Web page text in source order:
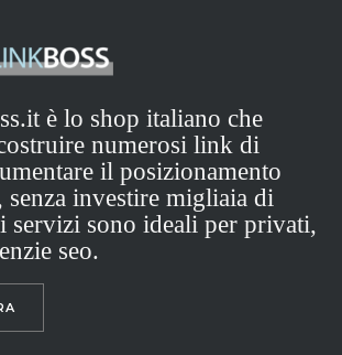
è lo shop italiano che
numerosi link di
il posizionamento
senza investire migliaia di
servizi sono ideali per privati,
seo.